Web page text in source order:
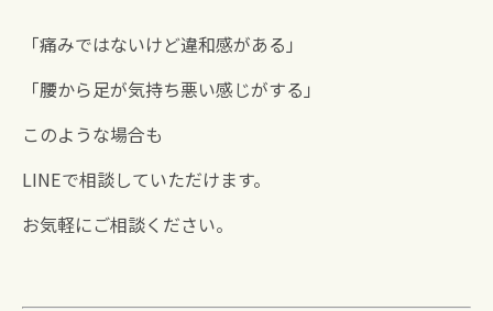
「痛みではないけど違和感がある」
「腰から足が気持ち悪い感じがする」
このような場合も
LINEで相談していただけます。
お気軽にご相談ください。